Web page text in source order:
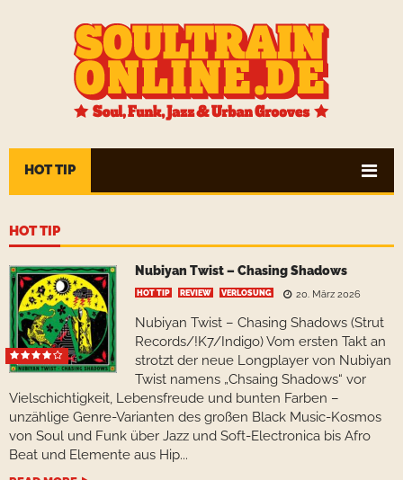
HOT TIP
HOT TIP
Nubiyan Twist – Chasing Shadows
HOT TIP REVIEW VERLOSUNG 20. März 2026
Nubiyan Twist – Chasing Shadows (Strut
Records/!K7/Indigo) Vom ersten Takt an
strotzt der neue Longplayer von Nubiyan
Twist namens „Chsaing Shadows“ vor
Vielschichtigkeit, Lebensfreude und bunten Farben –
unzählige Genre-Varianten des großen Black Music-Kosmos
von Soul und Funk über Jazz und Soft-Electronica bis Afro
Beat und Elemente aus Hip...